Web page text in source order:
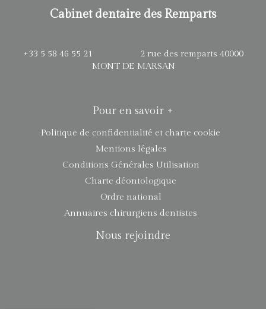
Cabinet dentaire des Remparts
+33 5 58 46 55 21 2 rue des remparts 40000
MONT DE MARSAN
Pour en savoir +
Politique de confidentialité et charte cookie
Mentions légales
Conditions Générales Utilisation
Charte déontologique
Ordre national
Annuaires chirurgiens dentistes
Nous rejoindre